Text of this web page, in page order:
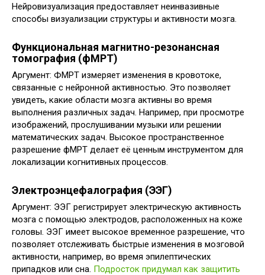
Нейровизуализация предоставляет неинвазивные
способы визуализации структуры и активности мозга.
Функциональная магнитно-резонансная
томография (фМРТ)
Аргумент: ФМРТ измеряет изменения в кровотоке,
связанные с нейронной активностью. Это позволяет
увидеть, какие области мозга активны во время
выполнения различных задач. Например, при просмотре
изображений, прослушивании музыки или решении
математических задач. Высокое пространственное
разрешение фМРТ делает её ценным инструментом для
локализации когнитивных процессов.
Электроэнцефалография (ЭЭГ)
Аргумент: ЭЭГ регистрирует электрическую активность
мозга с помощью электродов, расположенных на коже
головы. ЭЭГ имеет высокое временное разрешение, что
позволяет отслеживать быстрые изменения в мозговой
активности, например, во время эпилептических
припадков или сна. Подросток придумал как защитить